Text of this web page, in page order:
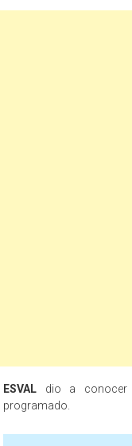
ESVAL dio a conocer
programado.